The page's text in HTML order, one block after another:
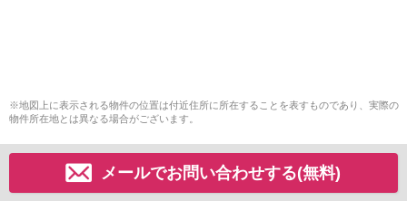
※地図上に表示される物件の位置は付近住所に所在することを表すものであり、実際の
物件所在地とは異なる場合がございます。
メールでお問い合わせする(無料)